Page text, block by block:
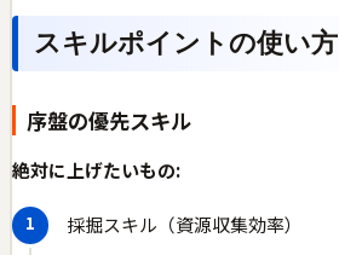
スキルポイントの使い方
序盤の優先スキル
絶対に上げたいもの:
採掘スキル（資源収集効率）